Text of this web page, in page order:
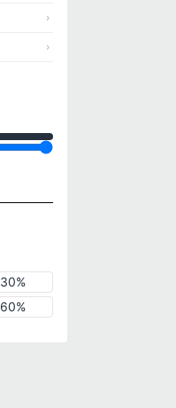
›
›
30%
60%